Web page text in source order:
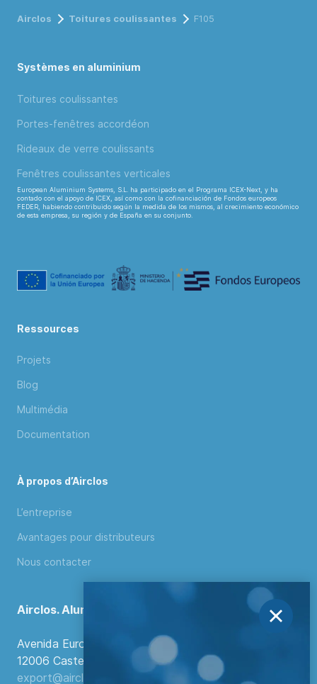
Airclos Toitures coulissantes F105
Systèmes en aluminium
Toitures coulissantes
Portes-fenêtres accordéon
Rideaux de verre coulissants
Fenêtres coulissantes verticales
European Aluminium Systems, S.L. ha participado en el Programa ICEX-Next, y ha
contado con el apoyo de ICEX, así como con la cofinanciación de Fondos europeos
FEDER, habiendo contribuido según la medida de los mismos, al crecimiento económico
de esta empresa, su región y de España en su conjunto.
Ressources
Projets
Blog
Multimédia
Documentation
À propos d’Airclos
L’entreprise
Avantages pour distributeurs
Nous contacter
Airclos. Aluminium Systems
Avenida Europa, 103
12006 Castellón de la Plana, Espagne.
export@airclos.com